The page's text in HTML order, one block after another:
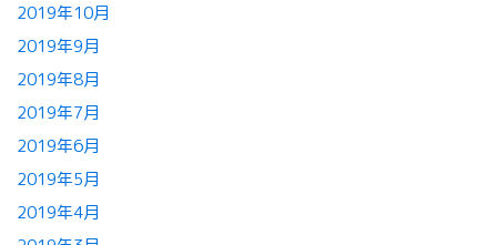
2019年10月
2019年9月
2019年8月
2019年7月
2019年6月
2019年5月
2019年4月